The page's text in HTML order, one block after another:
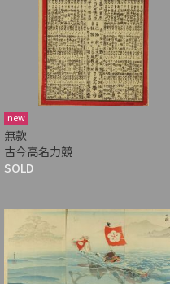
new
無款
古今高名力競
SOLD